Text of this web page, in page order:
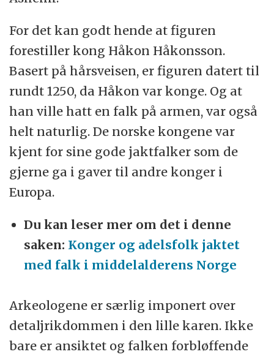
For det kan godt hende at figuren
forestiller kong Håkon Håkonsson.
Basert på hårsveisen, er figuren datert til
rundt 1250, da Håkon var konge. Og at
han ville hatt en falk på armen, var også
helt naturlig. De norske kongene var
kjent for sine gode jaktfalker som de
gjerne ga i gaver til andre konger i
Europa.
Du kan leser mer om det i denne
saken: Konger og adelsfolk jaktet
med falk i middelalderens Norge
Arkeologene er særlig imponert over
detaljrikdommen i den lille karen. Ikke
bare er ansiktet og falken forbløffende